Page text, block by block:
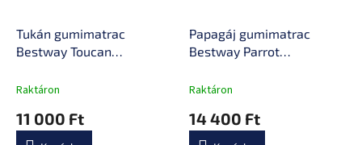
Tukán gumimatrac
Bestway Toucan
Raktáron
11 000 Ft
Papagáj gumimatrac
Bestway Parrot
Raktáron
14 400 Ft